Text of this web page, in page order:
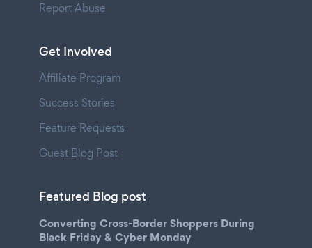
Report Abuse
Get Involved
Affiliate Program
Success Stories
Feature Requests
Guest Blog Post
Featured Blog post
Converting Cross-Border Shoppers During
Black Friday & Cyber Monday